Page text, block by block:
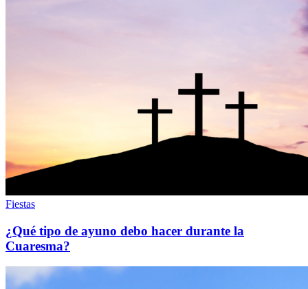
Fiestas
¿Qué tipo de ayuno debo hacer durante la
Cuaresma?